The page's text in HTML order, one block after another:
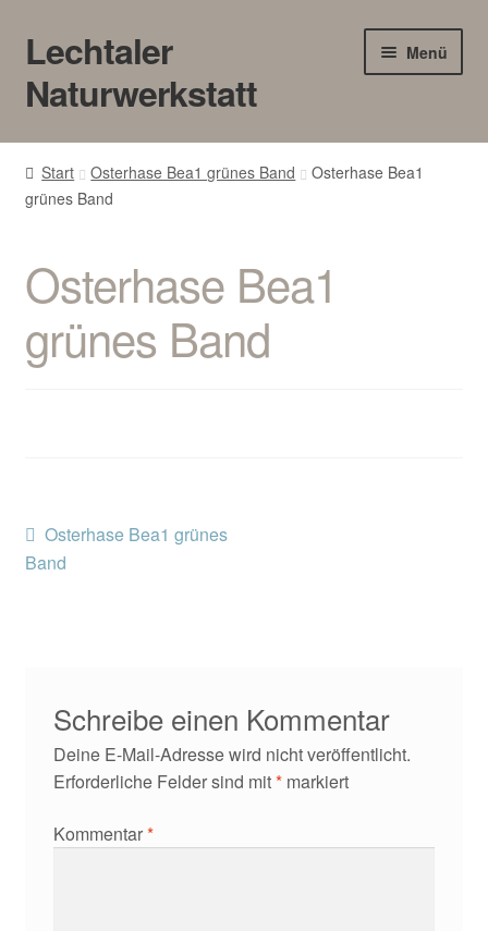
Zur
Navigation
springen
Zum
Inhalt
springen
Lechtaler
Naturwerkstatt
Menü
HOME
BLOG
Gewerbe
Start Osterhase Bea1 grünes Band
Osterhase Bea1
grünes Band
Osterhase Bea1
grünes Band
Beitragsnavigation
Vorheriger
Beitrag:
Osterhase Bea1 grünes
Band
Schreibe einen Kommentar
Deine E-Mail-Adresse wird nicht veröffentlicht.
Erforderliche Felder sind mit*markiert
Kommentar*